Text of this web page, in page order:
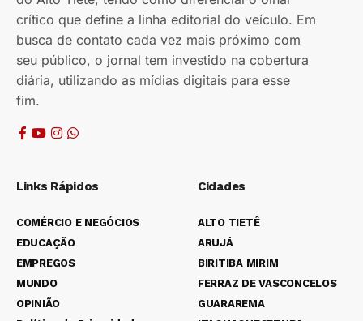
crítico que define a linha editorial do veículo. Em
busca de contato cada vez mais próximo com
seu público, o jornal tem investido na cobertura
diária, utilizando as mídias digitais para esse
fim.
Links Rápidos
COMÉRCIO E NEGÓCIOS
EDUCAÇÃO
EMPREGOS
MUNDO
OPINIÃO
Cidades
ALTO TIETÊ
ARUJÁ
BIRITIBA MIRIM
FERRAZ DE VASCONCELOS
GUARAREMA